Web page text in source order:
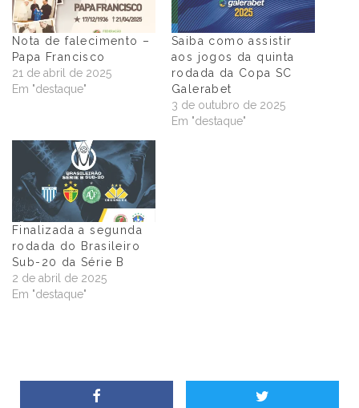
Nota de falecimento –
Papa Francisco
21 de abril de 2025
Em "destaque"
Saiba como assistir
aos jogos da quinta
rodada da Copa SC
Galerabet
3 de outubro de 2025
Em "destaque"
Finalizada a segunda
rodada do Brasileiro
Sub-20 da Série B
2 de abril de 2025
Em "destaque"